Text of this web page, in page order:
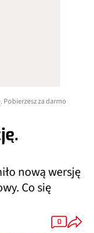
Pobierzesz za darmo
nową wersję
Co się
0